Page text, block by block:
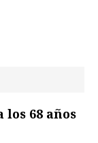
los 68 años